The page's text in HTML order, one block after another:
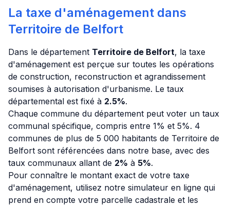
La taxe d'aménagement dans
Territoire de Belfort
Dans le département Territoire de Belfort, la taxe
d'aménagement est perçue sur toutes les opérations
de construction, reconstruction et agrandissement
soumises à autorisation d'urbanisme. Le taux
départemental est fixé à 2.5%.
Chaque commune du département peut voter un taux
communal spécifique, compris entre 1% et 5%. 4
communes de plus de 5 000 habitants de Territoire de
Belfort sont référencées dans notre base, avec des
taux communaux allant de 2% à 5%.
Pour connaître le montant exact de votre taxe
d'aménagement, utilisez notre simulateur en ligne qui
prend en compte votre parcelle cadastrale et les